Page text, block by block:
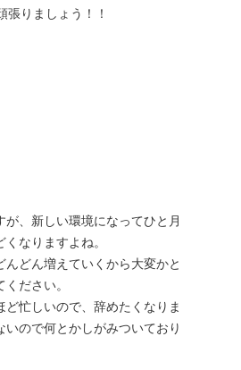
張りましょう！！
が、新しい環境になってひと月
なりますよね。
んどん増えていくから大変かと
ださい。
ど忙しいので、辞めたくなりま
いので何とかしがみついており